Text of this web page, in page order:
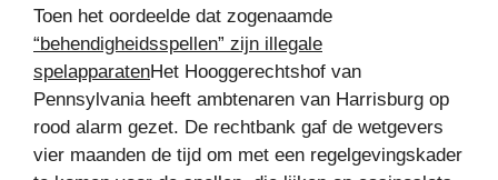
Toen het oordeelde dat zogenaamde
“behendigheidsspellen” zijn illegale
spelapparatenHet Hooggerechtshof van
Pennsylvania heeft ambtenaren van Harrisburg op
rood alarm gezet. De rechtbank gaf de wetgevers
vier maanden de tijd om met een regelgevingskader